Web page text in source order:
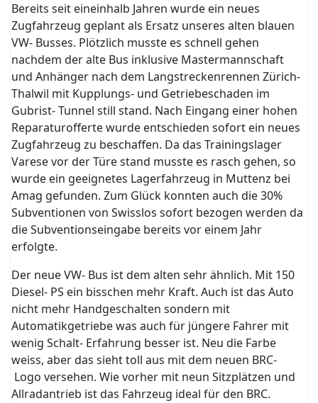
Bereits seit eineinhalb Jahren wurde ein neues
Zugfahrzeug geplant als Ersatz unseres alten blauen
VW- Busses. Plötzlich musste es schnell gehen
nachdem der alte Bus inklusive Mastermannschaft
und Anhänger nach dem Langstreckenrennen Zürich-
Thalwil mit Kupplungs- und Getriebeschaden im
Gubrist- Tunnel still stand. Nach Eingang einer hohen
Reparaturofferte wurde entschieden sofort ein neues
Zugfahrzeug zu beschaffen. Da das Trainingslager
Varese vor der Türe stand musste es rasch gehen, so
wurde ein geeignetes Lagerfahrzeug in Muttenz bei
Amag gefunden. Zum Glück konnten auch die 30%
Subventionen von Swisslos sofort bezogen werden da
die Subventionseingabe bereits vor einem Jahr
erfolgte.
Der neue VW- Bus ist dem alten sehr ähnlich. Mit 150
Diesel- PS ein bisschen mehr Kraft. Auch ist das Auto
nicht mehr Handgeschalten sondern mit
Automatikgetriebe was auch für jüngere Fahrer mit
wenig Schalt- Erfahrung besser ist. Neu die Farbe
weiss, aber das sieht toll aus mit dem neuen BRC-
Logo versehen. Wie vorher mit neun Sitzplätzen und
Allradantrieb ist das Fahrzeug ideal für den BRC.